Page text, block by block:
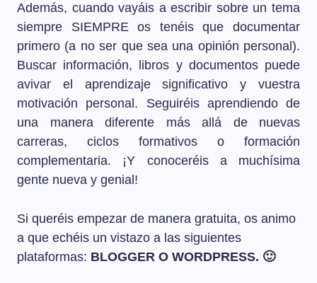
Además, cuando vayáis a escribir sobre un tema
siempre SIEMPRE os tenéis que documentar
primero (a no ser que sea una opinión personal).
Buscar información, libros y documentos puede
avivar el aprendizaje significativo y vuestra
motivación personal. Seguiréis aprendiendo de
una manera diferente más allá de nuevas
carreras, ciclos formativos o formación
complementaria. ¡Y conoceréis a muchísima
gente nueva y genial!
Si queréis empezar de manera gratuita, os animo
a que echéis un vistazo a las siguientes
plataformas: BLOGGER O WORDPRESS. 🙂